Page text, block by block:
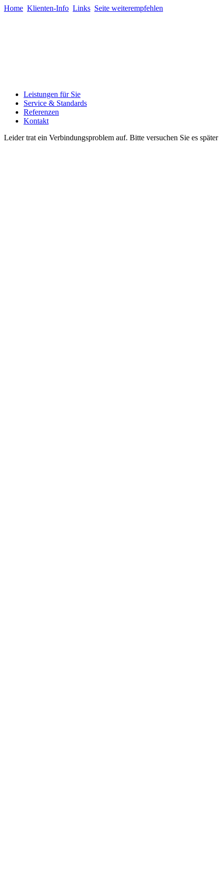
Home Klienten-Info Links Seite weiterempfehlen
Leistungen für Sie
Service & Standards
Referenzen
Kontakt
Leider trat ein Verbindungsproblem auf. Bitte versuchen Sie es